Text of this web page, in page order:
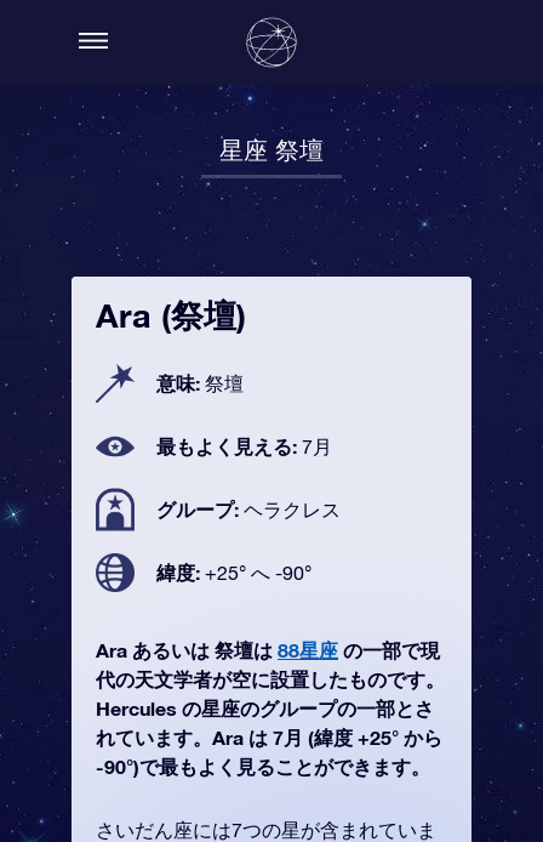
星座 祭壇
Ara (祭壇)
意味: 祭壇
最もよく見える: 7月
グループ: ヘラクレス
緯度: +25° へ -90°
Ara あるいは 祭壇は 88星座 の一部で現
代の天文学者が空に設置したものです。
Hercules の星座のグループの一部とさ
れています。Ara は 7月 (緯度 +25° から
-90°)で最もよく見ることができます。
さいだん座には7つの星が含まれていま